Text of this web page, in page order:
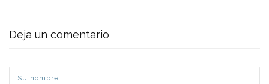
Deja un comentario